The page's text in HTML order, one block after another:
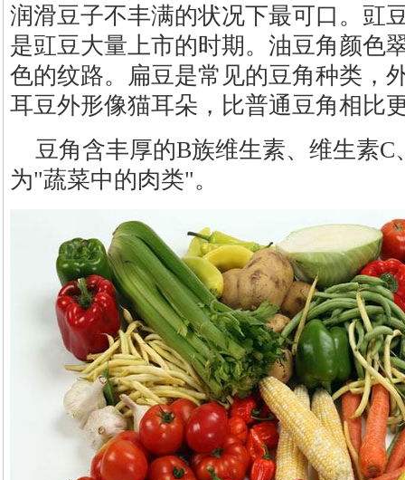
润滑豆子不丰满的状况下最可口。豇
是豇豆大量上市的时期。油豆角颜色
色的纹路。扁豆是常见的豆角种类，
耳豆外形像猫耳朵，比普通豆角相比
豆角含丰厚的B族维生素、维生素
为"蔬菜中的肉类"。